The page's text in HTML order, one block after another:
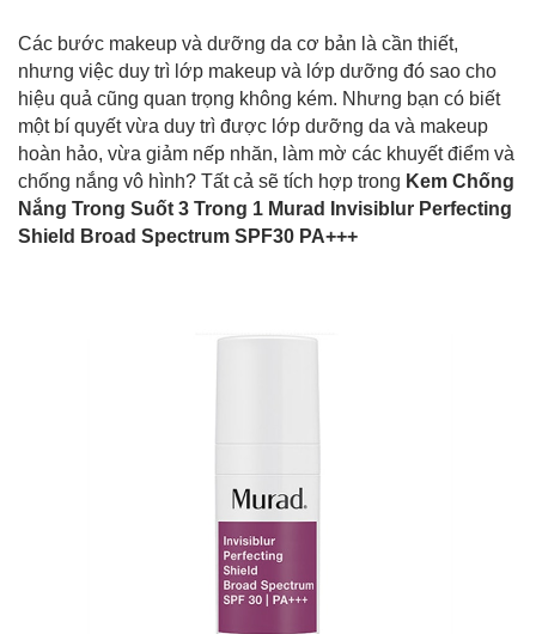
Các bước makeup và dưỡng da cơ bản là cần thiết,
nhưng việc duy trì lớp makeup và lớp dưỡng đó sao cho
hiệu quả cũng quan trọng không kém. Nhưng bạn có biết
một bí quyết vừa duy trì được lớp dưỡng da và makeup
hoàn hảo, vừa giảm nếp nhăn, làm mờ các khuyết điểm và
chống nắng vô hình? Tất cả sẽ tích hợp trong Kem Chống
Nắng Trong Suốt 3 Trong 1 Murad Invisiblur Perfecting
Shield Broad Spectrum SPF30 PA+++